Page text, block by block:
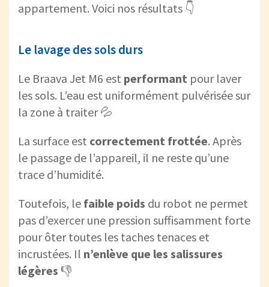
appartement. Voici nos résultats 👇
Le lavage des sols durs
Le Braava Jet M6 est performant pour laver
les sols. L’eau est uniformément pulvérisée sur
la zone à traiter 💦
La surface est correctement frottée. Après
le passage de l’appareil, il ne reste qu’une
trace d’humidité.
Toutefois, le faible poids du robot ne permet
pas d’exercer une pression suffisamment forte
pour ôter toutes les taches tenaces et
incrustées. Il n’enlève que les salissures
légères 👎